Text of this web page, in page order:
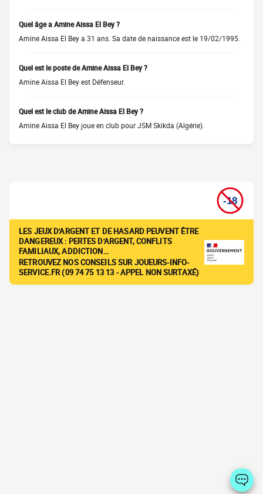
Quel âge a Amine Aissa El Bey ?
Amine Aissa El Bey a 31 ans. Sa date de naissance est le 19/02/1995.
Quel est le poste de Amine Aissa El Bey ?
Amine Aissa El Bey est Défenseur.
Quel est le club de Amine Aissa El Bey ?
Amine Aissa El Bey joue en club pour JSM Skikda (Algérie).
LES JEUX D'ARGENT ET DE HASARD PEUVENT ÊTRE
DANGEREUX : PERTES D'ARGENT, CONFLITS
FAMILIAUX, ADDICTION…
RETROUVEZ NOS CONSEILS SUR JOUEURS-INFO-
SERVICE.FR (09 74 75 13 13 - APPEL NON SURTAXÉ)